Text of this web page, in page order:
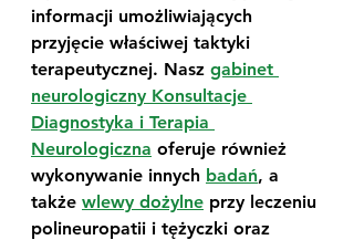
informacji umożliwiających
przyjęcie właściwej taktyki
terapeutycznej. Nasz gabinet
neurologiczny Konsultacje
Diagnostyka i Terapia
Neurologiczna oferuje również
wykonywanie innych badań, a
także wlewy dożylne przy leczeniu
polineuropatii i tężyczki oraz